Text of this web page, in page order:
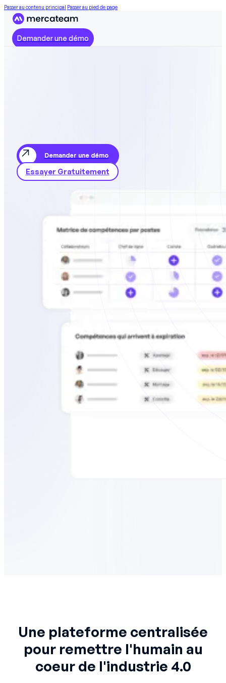
Passer au contenu principal Passer au pied de page
Demander une démo
Demander une démo
Essayer Gratuitement
Une plateforme centralisée
pour remettre l'humain au
coeur de l'industrie 4.0